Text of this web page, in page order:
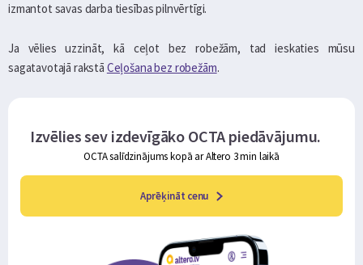
izmantot savas darba tiesības pilnvērtīgi.
Ja vēlies uzzināt, kā ceļot bez robežām, tad ieskaties mūsu
sagatavotajā rakstā Ceļošana bez robežām.
Izvēlies sev izdevīgāko OCTA piedāvājumu.
OCTA salīdzinājums kopā ar Altero 3 min laikā
Aprēķināt cenu